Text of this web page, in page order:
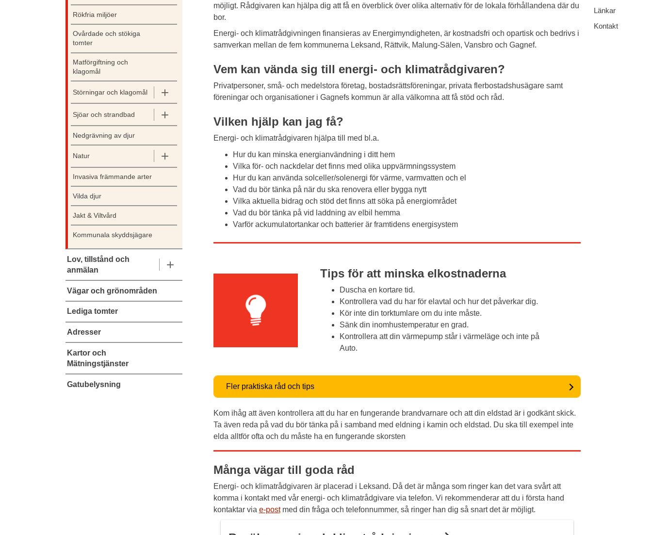
Rökfria miljöer
Ovårdade och stökiga
tomter
Matförgiftning och
klagomål
Störningar och klagomål
Sjöar och strandbad
Nedgrävning av djur
Natur
Invasiva främmande arter
Vilda djur
Jakt & Viltvård
Kommunala skyddsjägare
Lov, tillstånd och
anmälan
Vägar och grönområden
Lediga tomter
Adresser
Kartor och
Mätningstjänster
Gatubelysning
möjligt. Rådgivaren kan hjälpa dig att få en överblick över olika alternativ för de lokala förhållandena där du
bor.
Energi- och klimatrådgivningen finansieras av Energimyndigheten, är kostnadsfri och opartisk och bedrivs i
samverkan mellan de fem kommunerna Leksand, Rättvik, Malung-Sälen, Vansbro och Gagnef.
Vem kan vända sig till energi- och klimatrådgivaren?
Privatpersoner, små- och medelstora företag, bostadsrättsföreningar, privata flerbostadshusägare samt
föreningar och organisationer i Gagnefs kommun är alla välkomna att få stöd och råd.
Vilken hjälp kan jag få?
Energi- och klimatrådgivaren hjälpa till med bl.a.
Hur du kan minska energianvändning i ditt hem
Vilka för- och nackdelar det finns med olika uppvärmningssystem
Hur du kan använda solceller/solenergi för värme, varmvatten och el
Vad du bör tänka på när du ska renovera eller bygga nytt
Vilka aktuella bidrag och stöd det finns att söka på energiområdet
Vad du bör tänka på vid laddning av elbil hemma
Varför ackumulatortankar och batterier är framtidens energisystem
Tips för att minska elkostnaderna
Duscha en kortare tid.
Kontrollera vad du har för elavtal och hur det påverkar dig.
Kör inte din torktumlare om du inte måste.
Sänk din inomhustemperatur en grad.
Kontrollera att din värmepump står i värmeläge och inte på
Auto.
Fler praktiska råd och tips
Kom ihåg att även kontrollera att du har en fungerande brandvarnare och att din eldstad är i godkänt skick.
Ta även reda på vad du bör tänka på i samband med eldning i kamin och eldstad. Du ska till exempel inte
elda alltför ofta och du måste ha en fungerande skorsten
Många vägar till goda råd
Energi- och klimatrådgivaren är placerad i Leksand. Då det är många som ringer kan det vara svårt att
komma i kontakt med vår energi- och klimatrådgivare via telefon. Vi rekommenderar att du i första hand
kontaktar via e-postmed din fråga och telefonnummer, så ringer han dig så snart det är möjligt.
Länkar
Kontakt